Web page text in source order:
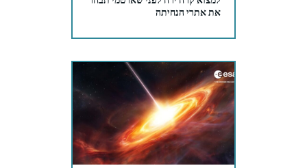
את אתרי הנחיתה